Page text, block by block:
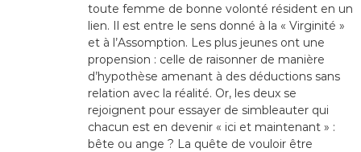
toute femme de bonne volonté résident en un
lien. Il est entre le sens donné à la « Virginité »
et à l’Assomption. Les plus jeunes ont une
propension : celle de raisonner de manière
d’hypothèse amenant à des déductions sans
relation avec la réalité. Or, les deux se
rejoignent pour essayer de simbleauter qui
chacun est en devenir « ici et maintenant » :
bête ou ange ? La quête de vouloir être